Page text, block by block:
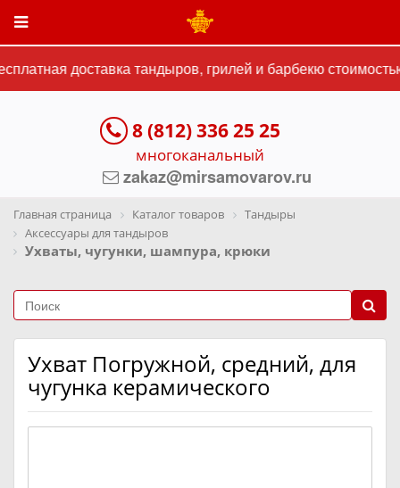
доставка тандыров, грилей и барбекю
8 (812) 336 25 25
многоканальный
zakaz@mirsamovarov.ru
Главная страница Каталог товаров
Тандыры
Аксессуары для тандыров
Ухваты, чугунки, шампура, крюки
Ухват Погружной, средний, для
чугунка керамического